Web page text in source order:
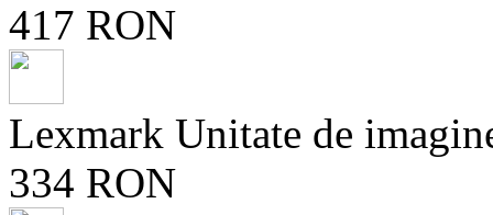
417 RON
Lexmark Unitate de
334 RON